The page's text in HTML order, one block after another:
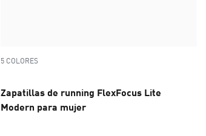
5 COLORES
Zapatillas de running FlexFocus Lite
Modern para mujer